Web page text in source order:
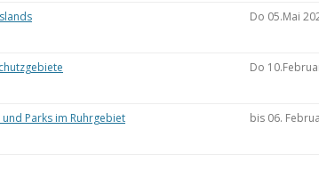
Do 05.Mai
Do
Parks im Ruhrgebiet bis 06.